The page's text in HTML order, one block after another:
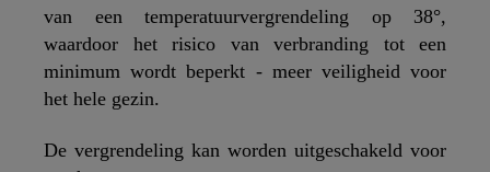
van een temperatuurvergrendeling op 38°,
waardoor het risico van verbranding tot een
minimum wordt beperkt - meer veiligheid voor
het hele gezin.
De vergrendeling kan worden uitgeschakeld voor